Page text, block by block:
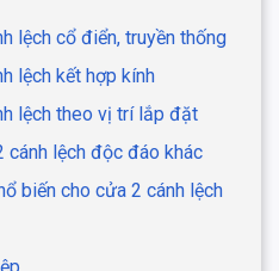
lệch cổ điển, truyền thống
lệch kết hợp kính
lệch theo vị trí lắp đặt
cánh lệch độc đáo khác
biến cho cửa 2 cánh lệch